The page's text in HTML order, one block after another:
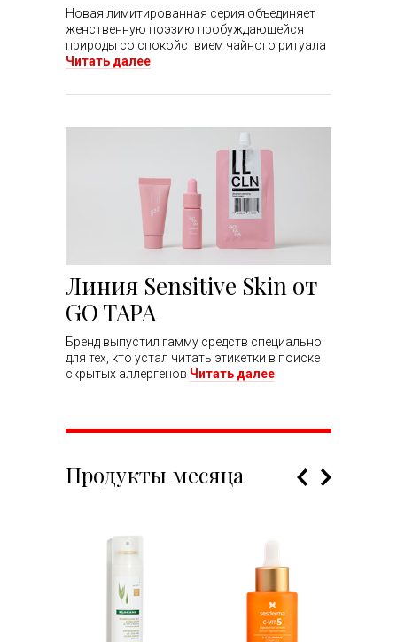
Новая лимитированная серия объединяет
женственную поэзию пробуждающейся
природы со спокойствием чайного ритуала
Читать далее
Линия Sensitive Skin от
GO TAPA
Бренд выпустил гамму средств специально
для тех, кто устал читать этикетки в поиске
скрытых аллергенов Читать далее
Продукты месяца